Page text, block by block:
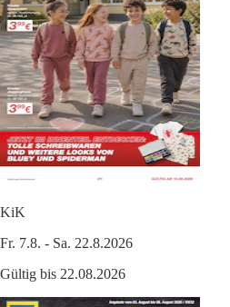
KiK
Fr. 7.8. - Sa. 22.8.2026
Gültig bis 22.08.2026